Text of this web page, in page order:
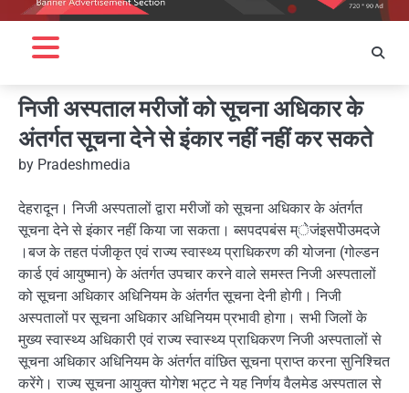
निजी अस्पताल मरीजों को सूचना अधिकार के
अंतर्गत सूचना देने से इंकार नहीं नहीं कर सकते
by Pradeshmedia
देहरादून। निजी अस्पतालों द्वारा मरीजों को सूचना अधिकार के अंतर्गत
सूचना देने से इंकार नहीं किया जा सकता। ब्सपदपबंस म्ेजंइसपेीउमदजे
।बज के तहत पंजीकृत एवं राज्य स्वास्थ्य प्राधिकरण की योजना (गोल्डन
कार्ड एवं आयुष्मान) के अंतर्गत उपचार करने वाले समस्त निजी अस्पतालों
को सूचना अधिकार अधिनियम के अंतर्गत सूचना देनी होगी। निजी
अस्पतालों पर सूचना अधिकार अधिनियम प्रभावी होगा। सभी जिलों के
मुख्य स्वास्थ्य अधिकारी एवं राज्य स्वास्थ्य प्राधिकरण निजी अस्पतालों से
सूचना अधिकार अधिनियम के अंतर्गत वांछित सूचना प्राप्त करना सुनिश्चित
करेंगे। राज्य सूचना आयुक्त योगेश भट्ट ने यह निर्णय वैलमेड अस्पताल से